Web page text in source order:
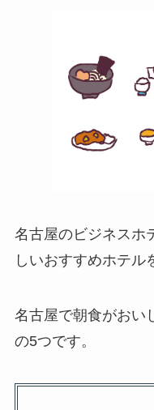
名古屋のビジネスホ
しいおすすめホテル
名古屋で朝食がおい
の5つです。